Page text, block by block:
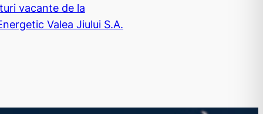
vacante de la
Valea Jiului S.A.